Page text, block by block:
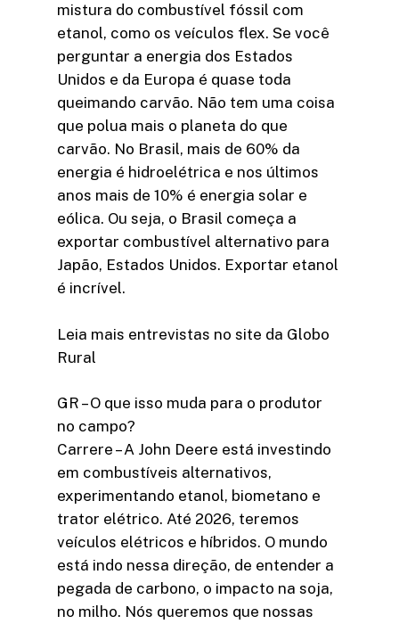
mistura do combustível fóssil com
etanol, como os veículos flex. Se você
perguntar a energia dos Estados
Unidos e da Europa é quase toda
queimando carvão. Não tem uma coisa
que polua mais o planeta do que
carvão. No Brasil, mais de 60% da
energia é hidroelétrica e nos últimos
anos mais de 10% é energia solar e
eólica. Ou seja, o Brasil começa a
exportar combustível alternativo para
Japão, Estados Unidos. Exportar etanol
é incrível.
Leia mais entrevistas no site da Globo
Rural
GR – O que isso muda para o produtor
no campo?
Carrere – A John Deere está investindo
em combustíveis alternativos,
experimentando etanol, biometano e
trator elétrico. Até 2026, teremos
veículos elétricos e híbridos. O mundo
está indo nessa direção, de entender a
pegada de carbono, o impacto na soja,
no milho. Nós queremos que nossas